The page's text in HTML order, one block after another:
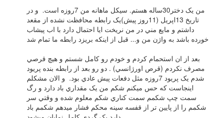
من یک دختر30ساله هستم. سیکل ماهانه من 7روزه است. و در
تاریخ 13اپریل (11روز پیش)یک رابطه محافظت نشده از مقعد
داشتم و مایع مني در من نریخت ایا احتمال دارد با اب پیشاب
خورده باشد به واژن من و... قبل از اینکه بریزد رابطه ما تمام شد
بعد از ان استحمام کردم و خودم رو کامل شستم و هیچ قرصي
مصرف نکردم (قرص اورژانسي) . دو رو بعد از رابطه بنده پریود
شدم یک پریود 7روزه مثل دفعات پیش عادي بود. و الان مشکلم
اینجاست که حس میکنم شکم من یک مقداري باد دارد و رگ
سمت چپ شکمم سمت کناري شکم معلوم شده و وقتي سر
شکمم را از پایین تر از قفسه سینه محکم فشار میدهم شکمم باد